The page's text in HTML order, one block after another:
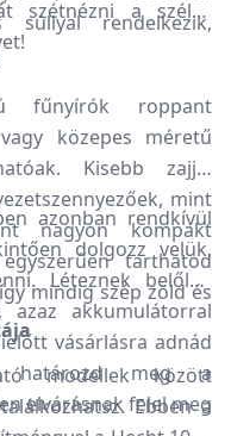
súllyal rendelkezik,
szétnézni a széles
fűnyírók roppant
közepes méretű
Kisebb zajjal
mint
nagyon kompakt
tarthatod
mindig szép zöld és
azonban rendkívül
dolgozz velük,
Léteznek belőlük
azaz akkumulátorral
vásárlásra adnád
határozd meg a
elvárásnak felel meg
modellek között
Ebben a